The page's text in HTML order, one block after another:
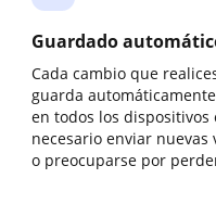
Guardado
Cada cambio que
guarda
en todos los dispositivos
necesario enviar
o preocuparse por